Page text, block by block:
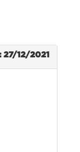
27/12/2021